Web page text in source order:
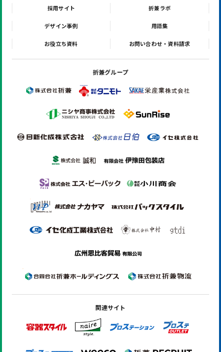
採用サイト 折兼ラボ
デザイン事例 用語集
お役立ち資料 お問い合わせ・資料請求
折兼グループ
関連サイト